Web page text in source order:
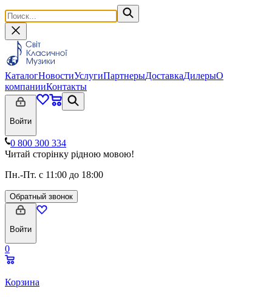
КаталогНовостиУслугиПартнерыДоставкаДилерыО
компанииКонтакты
Войти
0 800 300 334
Читай сторінку рідною мовою!
Пн.-Пт. с 11:00 до 18:00
Обратный звонок
Войти
0
Корзина